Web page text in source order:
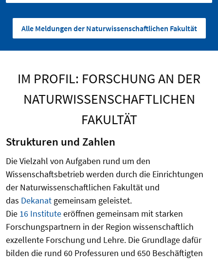
Alle Meldungen der Naturwissenschaftlichen Fakultät
IM PROFIL: FORSCHUNG AN DER
NATURWISSENSCHAFTLICHEN
FAKULTÄT
Strukturen und Zahlen
Die Vielzahl von Aufgaben rund um den
Wissenschaftsbetrieb werden durch die Einrichtungen
der Naturwissenschaftlichen Fakultät und
das Dekanat gemeinsam geleistet.
Die 16 Instituteeröffnen gemeinsam mit starken
Forschungspartnern in der Region wissenschaftlich
exzellente Forschung und Lehre. Die Grundlage dafür
bilden die rund 60 Professuren und 650 Beschäftigten